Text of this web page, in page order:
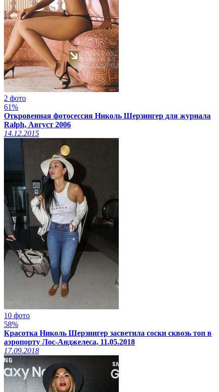
2 фото
61%
Откровенная фотосессия Николь Шерзингер для журнала
Ralph, Август 2006
14.12.2015
10 фото
58%
Красотка Николь Шерзингер засветила соски сквозь топ в
аэропорту Лос-Анджелеса, 11.05.2018
17.09.2018